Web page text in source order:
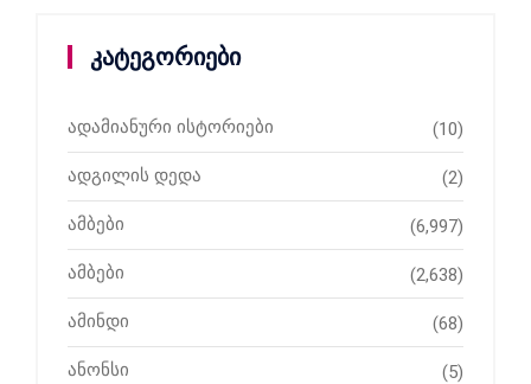
კატეგორიები
ადამიანური ისტორიები (10)
ადგილის დედა (2)
ამბები (6,997)
ამბები (2,638)
ამინდი (68)
ანონსი (5)